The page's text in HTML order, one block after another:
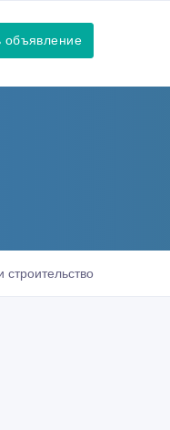
объявление
строительство